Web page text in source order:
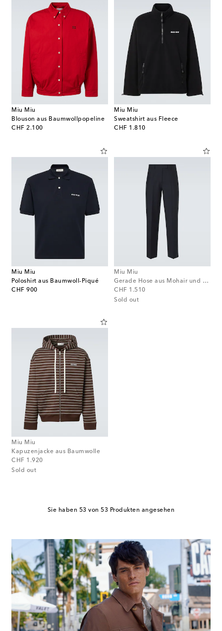
Miu Miu
Blouson aus Baumwollpopeline
CHF 2.100
original price
Miu Miu
Sweatshirt aus Fleece
CHF 1.810
original price
Miu Miu
Poloshirt aus Baumwoll-Piqué
CHF 900
original price
Miu Miu
Gerade Hose aus Mohair und Wolle
CHF 1.510
original price
Sold out
Miu Miu
Kapuzenjacke aus Baumwolle
CHF 1.920
original price
Sold out
Sie haben 53 von 53 Produkten angesehen